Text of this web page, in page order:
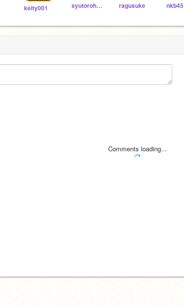
keity001 syutorohaimu ragusuke nkb45
Comments loading...